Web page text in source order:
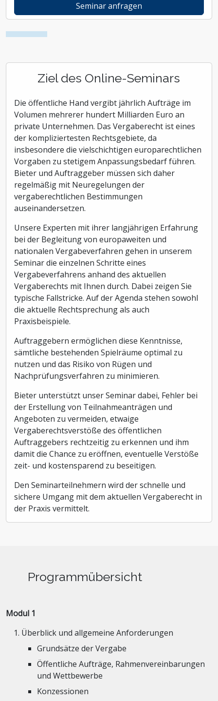
Seminar anfragen
Ziel des Online-Seminars
Die öffentliche Hand vergibt jährlich Aufträge im
Volumen mehrerer hundert Milliarden Euro an
private Unternehmen. Das Vergaberecht ist eines
der kompliziertesten Rechtsgebiete, da
insbesondere die vielschichtigen europarechtlichen
Vorgaben zu stetigem Anpassungsbedarf führen.
Bieter und Auftraggeber müssen sich daher
regelmäßig mit Neuregelungen der
vergaberechtlichen Bestimmungen
auseinandersetzen.
Unsere Experten mit ihrer langjährigen Erfahrung
bei der Begleitung von europaweiten und
nationalen Vergabeverfahren gehen in unserem
Seminar die einzelnen Schritte eines
Vergabeverfahrens anhand des aktuellen
Vergaberechts mit Ihnen durch. Dabei zeigen Sie
typische Fallstricke. Auf der Agenda stehen sowohl
die aktuelle Rechtsprechung als auch
Praxisbeispiele.
Auftraggebern ermöglichen diese Kenntnisse,
sämtliche bestehenden Spielräume optimal zu
nutzen und das Risiko von Rügen und
Nachprüfungsverfahren zu minimieren.
Bieter unterstützt unser Seminar dabei, Fehler bei
der Erstellung von Teilnahmeanträgen und
Angeboten zu vermeiden, etwaige
Vergaberechtsverstöße des öffentlichen
Auftraggebers rechtzeitig zu erkennen und ihm
damit die Chance zu eröffnen, eventuelle Verstöße
zeit- und kostensparend zu beseitigen.
Den Seminarteilnehmern wird der schnelle und
sichere Umgang mit dem aktuellen Vergaberecht in
der Praxis vermittelt.
Programmübersicht
Modul 1
Überblick und allgemeine Anforderungen
Grundsätze der Vergabe
Öffentliche Aufträge, Rahmenvereinbarungen
und Wettbewerbe
Konzessionen